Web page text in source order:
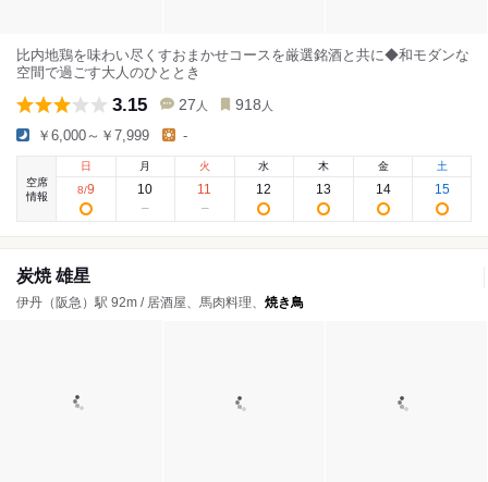
比内地鶏を味わい尽くすおまかせコースを厳選銘酒と共に◆和モダンな
空間で過ごす大人のひととき
3.15 27 人 918 人
￥6,000～￥7,999 -
空席
情報
日
8/9
月
10
火
11
水
12
木
13
金
14
土
15
炭焼 雄星
伊丹（阪急）駅 92m / 居酒屋、馬肉料理、 焼き鳥